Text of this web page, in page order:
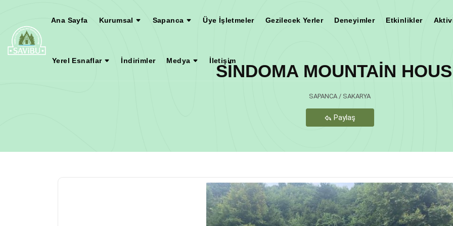
Ana Sayfa Kurumsal Sapanca Üye İşletmeler Gezilecek Yerler Deneyimler Etkinlikler
Yerel Esnaflar İndirimler Medya İletişim
SİNDOMA MOUNTAİN
SAPANCA / SAKARYA
Paylaş
Teşekkür Ederiz